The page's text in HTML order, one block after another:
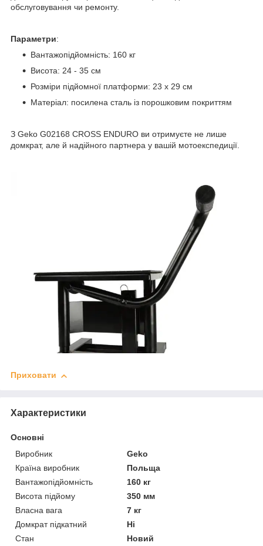
обслуговування чи ремонту.
Параметри:
Вантажопідйомність: 160 кг
Висота: 24 - 35 см
Розміри підйомної платформи: 23 x 29 см
Матеріал: посилена сталь із порошковим покриттям
З Geko G02168 CROSS ENDURO ви отримуєте не лише
домкрат, але й надійного партнера у вашій мотоекспедиції.
Приховати
Характеристики
Основні
Виробник
Geko
Країна виробник
Польща
Вантажопідйомність
160 кг
Висота підйому
350 мм
Власна вага
7 кг
Домкрат підкатний
Ні
Стан
Новий